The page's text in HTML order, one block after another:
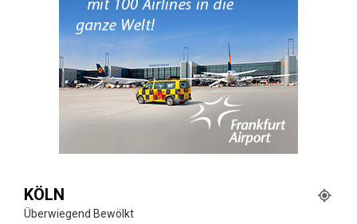
KÖLN
Überwiegend Bewölkt